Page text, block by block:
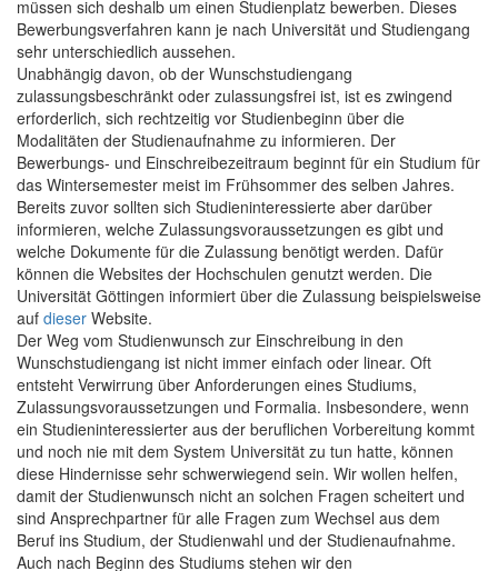
müssen sich deshalb um einen Studienplatz bewerben. Dieses
Bewerbungsverfahren kann je nach Universität und Studiengang
sehr unterschiedlich aussehen.
Unabhängig davon, ob der Wunschstudiengang
zulassungsbeschränkt oder zulassungsfrei ist, ist es zwingend
erforderlich, sich rechtzeitig vor Studienbeginn über die
Modalitäten der Studienaufnahme zu informieren. Der
Bewerbungs- und Einschreibezeitraum beginnt für ein Studium für
das Wintersemester meist im Frühsommer des selben Jahres.
Bereits zuvor sollten sich Studieninteressierte aber darüber
informieren, welche Zulassungsvoraussetzungen es gibt und
welche Dokumente für die Zulassung benötigt werden. Dafür
können die Websites der Hochschulen genutzt werden. Die
Universität Göttingen informiert über die Zulassung beispielsweise
auf dieser Website.
Der Weg vom Studienwunsch zur Einschreibung in den
Wunschstudiengang ist nicht immer einfach oder linear. Oft
entsteht Verwirrung über Anforderungen eines Studiums,
Zulassungsvoraussetzungen und Formalia. Insbesondere, wenn
ein Studieninteressierter aus der beruflichen Vorbereitung kommt
und noch nie mit dem System Universität zu tun hatte, können
diese Hindernisse sehr schwerwiegend sein. Wir wollen helfen,
damit der Studienwunsch nicht an solchen Fragen scheitert und
sind Ansprechpartner für alle Fragen zum Wechsel aus dem
Beruf ins Studium, der Studienwahl und der Studienaufnahme.
Auch nach Beginn des Studiums stehen wir den